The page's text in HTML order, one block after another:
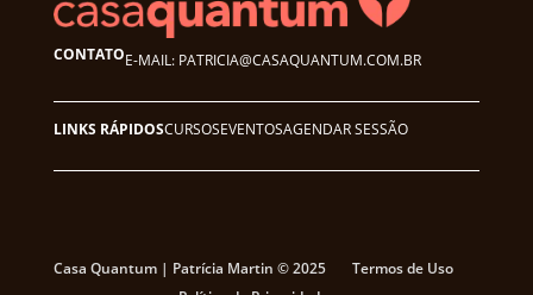
CONTATOE-MAIL: PATRICIA@CASAQUANTUM.COM.BR
LINKS RÁPIDOSCURSOSEVENTOSAGENDAR SESSÃO
Casa Quantum | Patrícia Martin © 2025
Termos de Uso